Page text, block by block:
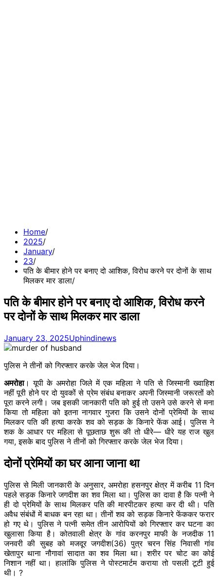
Home
2025
January
23
पति के बीमार होने पर बनाए दो आशिक, विरोध करने पर दोनों के साथ
मिलकर ​मार डाला
पति के बीमार होने पर बनाए दो आशिक, विरोध करने
पर दोनों के साथ मिलकर ​मार डाला
January 23, 2025Uphindinews
पुलिस ने तीनों को गिरफ्तार करके जेल भेज दिया।
अमरोहा। यूपी के अमरोहा जिले में एक महिला ने पति से जिस्मानी ख्वाहिश
नहीं पूरी होने पर दो युवकों से प्रेम संबंध बनाकर अपनी जिस्मानी जरूरतों को
पूरा करने लगी। जब इसकी जानकारी पति को हुई तो उसने उसे करने से मना
किया तो महिला को इतना नागवार गुजरा कि उसने दोनों प्रेमियों के साथ
मिलकर पति की हत्या करके शव को सड़क के किनारे फेंक आई। पुलिस ने
शक के आधार पर महिला से पूछताछ शुरू की तो धीरे— धीरे यह राज खुल
गया, इसके बाद पुलिस ने तीनों को गिरफ्तार करके जेल भेज दिया।
दोनों प्रेमियों का घर आना जाना था
पुलिस से मिली जानकारी के अनुसार, अमरोहा हसनपुर क्षेत्र में करीब 11 दिन
पहले सड़क किनारे जगदीश का शव मिला था। पुलिस का दावा है कि पत्नी ने
ही दो प्रेमियों के साथ मिलकर पति की मारपीटकर हत्या कर दी थी। पति
अवैध संबंधों में बाधक बन रहा था। तीनों शव को सड़क किनारे फेंककर फरार
हो गए थे। पुलिस ने पत्नी समेत तीन आरोपियों को गिरफ्तार कर घटना का
खुलासा किया है। कोतवाली क्षेत्र के गांव करनपुर माफी के नजदीक 11
जनवरी की सुबह को मजदूर जगदीश(36) पुत्र चरन सिंह निवासी गांव
खेतापुर थाना नौगावां सादात का शव मिला था। शरीर पर चोट का कोई
निशान नहीं था। हालांकि पुलिस ने पोस्टमार्टम कराया तो पसली टूटी हुई
थी। ?